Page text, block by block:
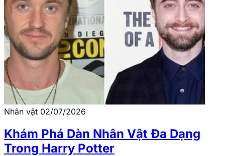
Nhân vật 02/07/2026
Khám Phá Dàn Nhân Vật Đa Dạng
Trong Harry Potter